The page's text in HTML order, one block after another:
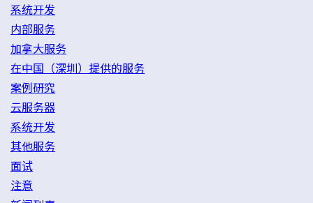
系统开发
内部服务
加拿大服务
在中国（深圳）提供的服务
案例研究
云服务器
系统开发
其他服务
面试
注意